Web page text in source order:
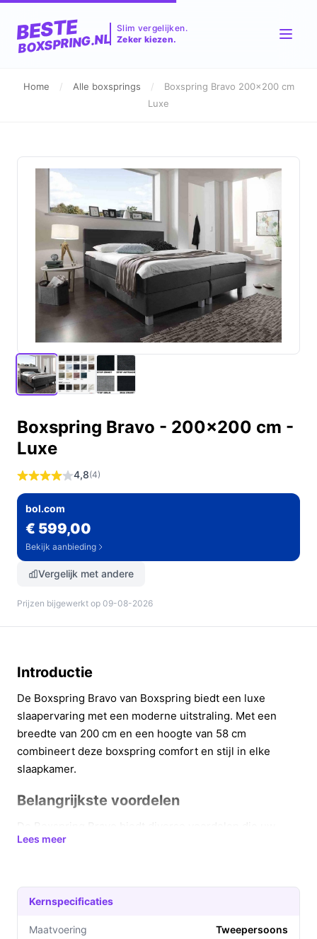
BESTE
BOXSPRING.NL
Slim vergelijken.
Zeker kiezen.
Home / Alle boxsprings /
Boxspring Bravo 200x200 cm
Luxe
Boxspring Bravo - 200x200 cm -
Luxe
4,8(4)
bol.com
€ 599,00
Bekijk aanbieding
Vergelijk met andere
Prijzen bijgewerkt op 09-08-2026
Introductie
De Boxspring Bravo van Boxspring biedt een luxe
slaapervaring met een moderne uitstraling. Met een
breedte van 200 cm en een hoogte van 58 cm
combineert deze boxspring comfort en stijl in elke
slaapkamer.
Belangrijkste voordelen
slaapervaring verbeteren:
zich aan uw lichaamsvorm aan, wat zorgt voor
optimale ondersteuning en drukverlichting.
Het koudschuimmatras van 4 cm draagt bij aan een
Lees meer
Kernspecificaties
Maatvoering Tweepersoons